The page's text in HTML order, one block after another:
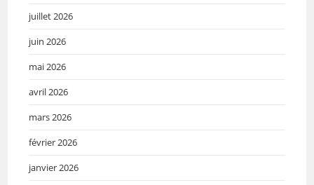
juillet 2026
juin 2026
mai 2026
avril 2026
mars 2026
février 2026
janvier 2026